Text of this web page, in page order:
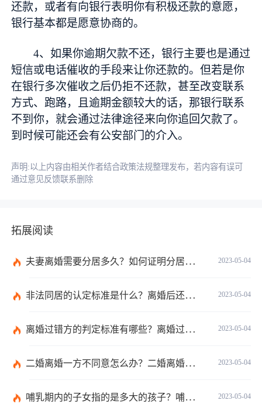
还款，或者有向银行表明你有积极还款的意愿，
银行基本都是愿意协商的。
4、如果你逾期欠款不还，银行主要也是通过
短信或电话催收的手段来让你还款的。但若是你
在银行多次催收之后仍拒不还款，甚至改变联系
方式、跑路，且逾期金额较大的话，那银行联系
不到你，就会通过法律途径来向你追回欠款了。
到时候可能还会有公安部门的介入。
声明:以上内容由相关作者结合政策法规整理发布，若内容有误可
通过意见反馈联系删除
拓展阅读
2023-05-04
夫妻离婚需要分居多久？如何证明分居事实？
2023-05-04
非法同居的认定标准是什么？离婚后还在一起同居不违法吧？
2023-05-04
离婚过错方的判定标准有哪些？离婚过错方赔偿标准是什么？
2023-05-04
二婚离婚一方不同意怎么办？二婚离婚财产的分配与普通的离婚是相同的吗？
2023-05-04
哺乳期内的子女指的是多大的孩子？哺乳期父亲怎么争到孩子的抚养权？